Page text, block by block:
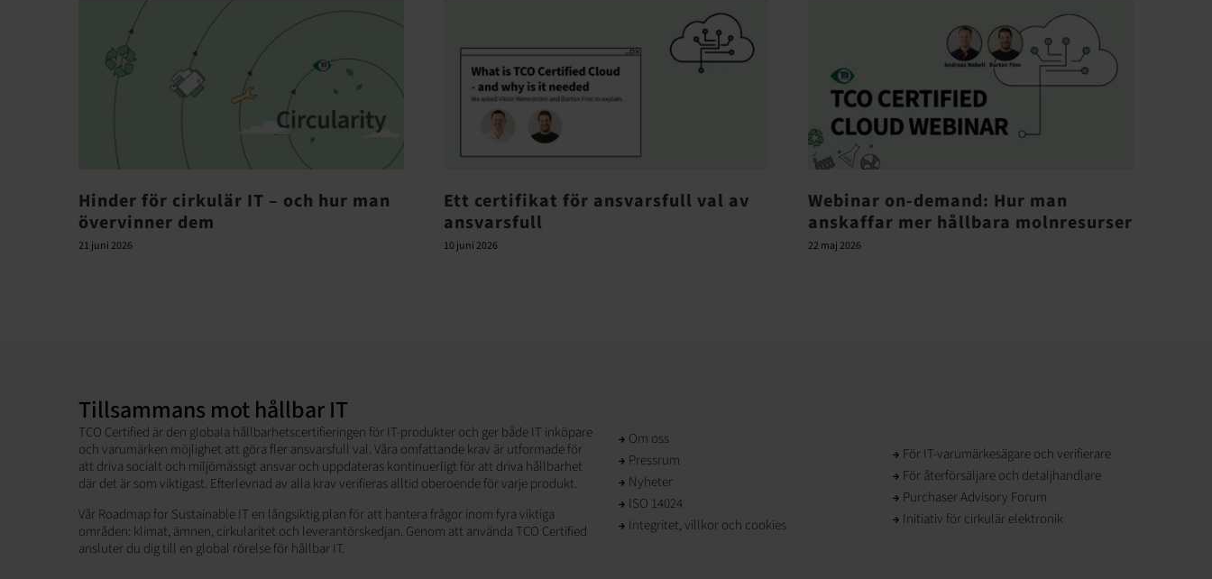
Hinder för cirkulär IT – och hur man
övervinner dem
21 juni 2026
Ett certifikat för ansvarsfull val av
ansvarsfull
10 juni 2026
Webinar on-demand: Hur man
anskaffar mer hållbara molnresurser
22 maj 2026
Tillsammans mot hållbar IT
TCO Certified är den globala hållbarhetscertifieringen för IT-produkter och ger både IT inköpare
och varumärken möjlighet att göra fler ansvarsfull val. Våra omfattande krav är utformade för
att driva socialt och miljömässigt ansvar och uppdateras kontinuerligt för att driva hållbarhet
där det är som viktigast. Efterlevnad av alla krav verifieras alltid oberoende för varje produkt.
Vår Roadmap for Sustainable IT en långsiktig plan för att hantera frågor inom fyra viktiga
områden: klimat, ämnen, cirkularitet och leverantörskedjan. Genom att använda TCO Certified
ansluter du dig till en global rörelse för hållbar IT.
Om oss
Pressrum
Nyheter
ISO 14024
Integritet, villkor och cookies
För IT-varumärkesägare och verifierare
För återförsäljare och detaljhandlare
Purchaser Advisory Forum
Initiativ för cirkulär elektronik